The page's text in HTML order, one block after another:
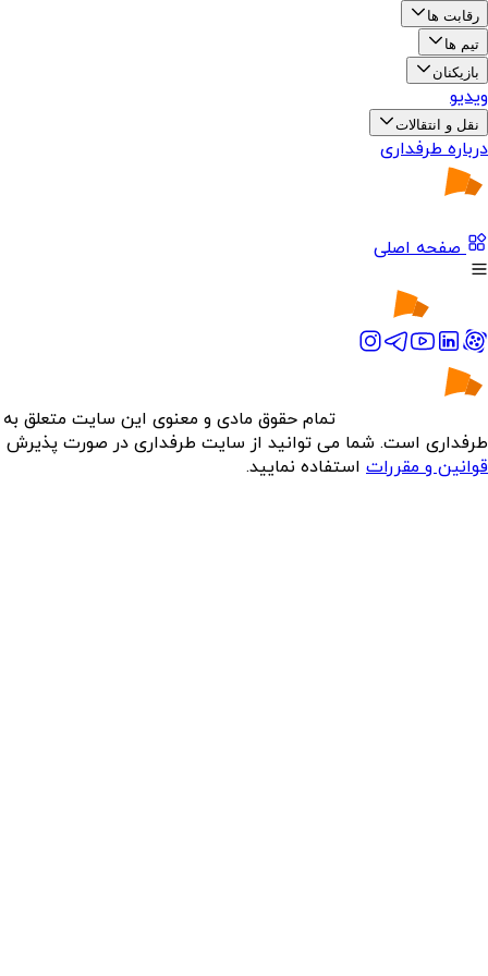
رقابت ها
تیم ها
بازیکنان
ویدیو
نقل و انتقالات
درباره طرفداری
صفحه اصلی
تمام حقوق مادی و معنوی این سایت متعلق به
طرفداری است. شما می توانید از سایت طرفداری در صورت پذیرش
قوانین و مقررات استفاده نمایید.